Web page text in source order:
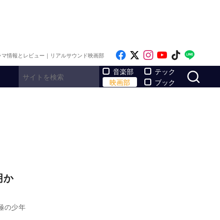
情報とレビュー｜リアルサウンド映画部 Like on Facebook
Follow on x
Follow on
Follow on
Follow
音楽部
映画部
テック
ブック
か
の少年